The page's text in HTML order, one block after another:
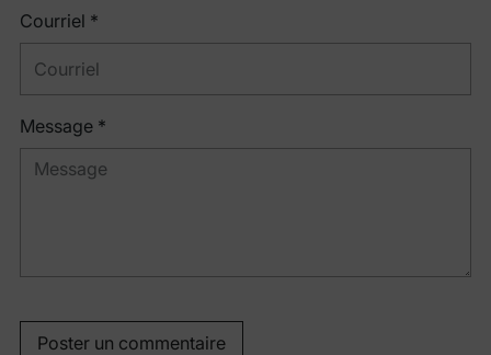
Courriel *
Message *
Poster un commentaire